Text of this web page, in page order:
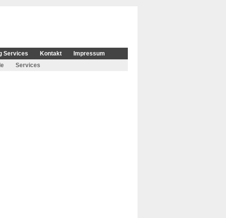
Services Kontakt
Impressum
Services